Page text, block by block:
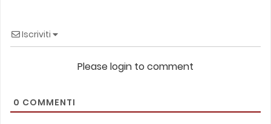
Iscriviti
Please login to comment
0 COMMENTI